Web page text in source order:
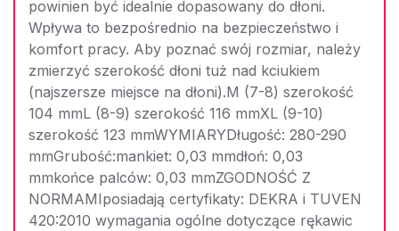
powinien być idealnie dopasowany do dłoni.
Wpływa to bezpośrednio na bezpieczeństwo i
komfort pracy. Aby poznać swój rozmiar, należy
zmierzyć szerokość dłoni tuż nad kciukiem
(najszersze miejsce na dłoni).M (7-8) szerokość
104 mmL (8-9) szerokość 116 mmXL (9-10)
szerokość 123 mmWYMIARYDługość: 280-290
mmGrubość:mankiet: 0,03 mmdłoń: 0,03
mmkońce palców: 0,03 mmZGODNOŚĆ Z
NORMAMIposiadają certyfikaty: DEKRA i TUVEN
420:2010 wymagania ogólne dotyczące rękawic